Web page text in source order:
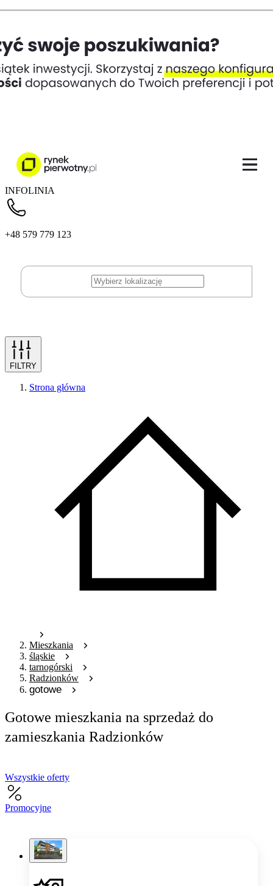
INFOLINIA
+48 579 779 123
FILTRY
Strona główna
Mieszkania
śląskie
tarnogórski
Radzionków
gotowe
Gotowe mieszkania na sprzedaż do
zamieszkania Radzionków
Wszystkie oferty
Promocyjne